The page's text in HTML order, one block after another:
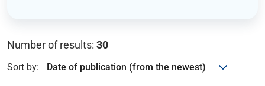
Number of results: 30
Sort by: